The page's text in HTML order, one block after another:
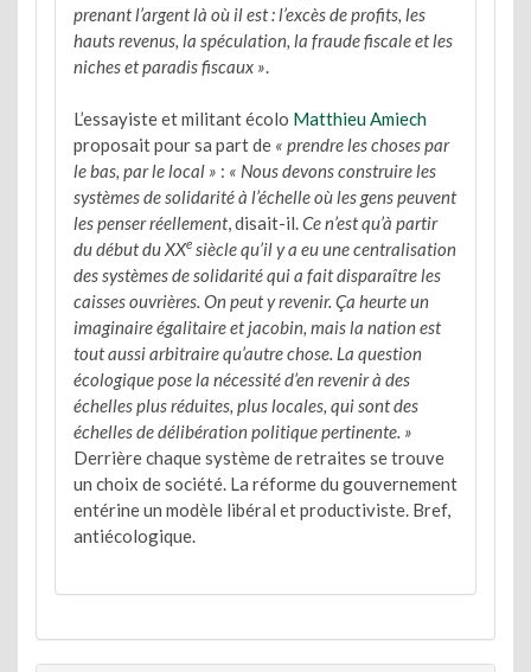
prenant l’argent là où il est : l’excès de profits, les
hauts revenus, la spéculation, la fraude fiscale et les
niches et paradis fiscaux »
L’essayiste et militant écolo Matthieu Amiech
proposait pour sa part de « prendre les choses par
le bas, par le local » : « Nous devons construire les
systèmes de solidarité à l’échelle où les gens peuvent
les penser réellement, disait-il.Ce n’est qu’à partir
du début du XXe siècle qu’il y a eu une centralisation
des systèmes de solidarité qui a fait disparaître les
caisses ouvrières. On peut y revenir. Ça heurte un
imaginaire égalitaire et jacobin, mais la nation est
tout aussi arbitraire qu’autre chose. La question
écologique pose la nécessité d’en revenir à des
échelles plus réduites, plus locales, qui sont des
échelles de délibération politique pertinente. »
Derrière chaque système de retraites se trouve
un choix de société. La réforme du gouvernement
entérine un modèle libéral et productiviste. Bref,
antiécologique.